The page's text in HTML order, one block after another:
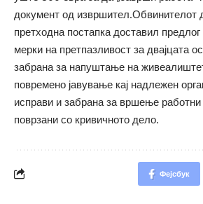
документ од извршител.Обвинителот
претходна постапка доставил
мерки на претпазливост за двајцата
забрана за напуштање на
повремено јавување кај надлежен
исправи и забрана за вршење работни
поврзани со кривичното дело.
Фејсбук